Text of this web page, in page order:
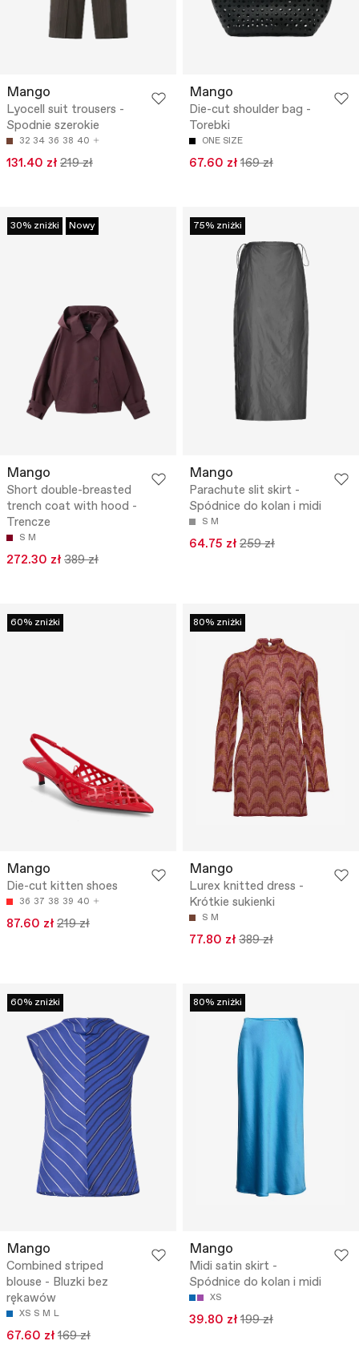
Mango
Lyocell suit trousers -
Spodnie szerokie
32 34 36 38 40
131.40 zł 219 zł
Mango
Die-cut shoulder bag -
Torebki
ONE SIZE
67.60 zł 169 zł
30% zniżki Nowy
Mango
Short double-breasted
trench coat with hood -
Trencze
S M
272.30 zł 389 zł
75% zniżki
Mango
Parachute slit skirt -
Spódnice do kolan i midi
S M
64.75 zł 259 zł
60% zniżki
Mango
Die-cut kitten shoes
36 37 38 39 40
87.60 zł 219 zł
80% zniżki
Mango
Lurex knitted dress -
Krótkie sukienki
S M
77.80 zł 389 zł
60% zniżki
Mango
Combined striped
blouse - Bluzki bez
rękawów
XS S M L
67.60 zł 169 zł
80% zniżki
Mango
Midi satin skirt -
Spódnice do kolan i midi
XS
39.80 zł 199 zł